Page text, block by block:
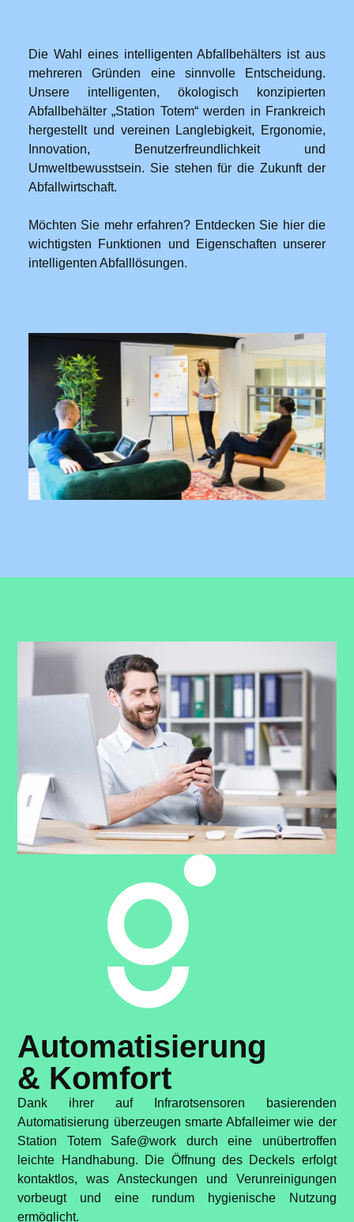
Die Wahl eines intelligenten Abfallbehälters ist aus
mehreren Gründen eine sinnvolle Entscheidung.
Unsere intelligenten, ökologisch konzipierten
Abfallbehälter „Station Totem“ werden in Frankreich
hergestellt und vereinen Langlebigkeit, Ergonomie,
Innovation, Benutzerfreundlichkeit und
Umweltbewusstsein. Sie stehen für die Zukunft der
Abfallwirtschaft.
Möchten Sie mehr erfahren? Entdecken Sie hier die
wichtigsten Funktionen und Eigenschaften unserer
intelligenten Abfalllösungen.
Automatisierung
& Komfort
Dank ihrer auf Infrarotsensoren basierenden
Automatisierung überzeugen smarte Abfalleimer wie der
Station Totem Safe@work durch eine unübertroffen
leichte Handhabung. Die Öffnung des Deckels erfolgt
kontaktlos, was Ansteckungen und Verunreinigungen
vorbeugt und eine rundum hygienische Nutzung
ermöglicht.